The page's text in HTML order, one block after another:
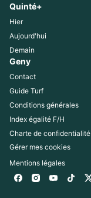
Quinté+
Hier
Aujourd'hui
Demain
Geny
Contact
Guide Turf
Conditions générales
Index égalité F/H
Charte de confidentialité
Gérer mes cookies
Mentions légales